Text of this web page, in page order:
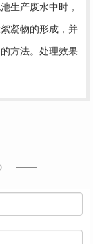
生产废水中时，
凝物的形成，并
方法。处理效果